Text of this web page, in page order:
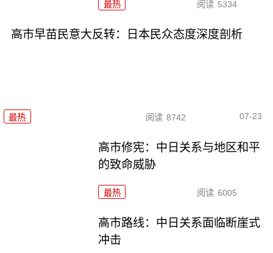
最热 阅读 5334
高市早苗民意大反转：日本民众态度深度剖析
最热 阅读 8742 07-23
高市修宪：中日关系与地区和平
的致命威胁
最热 阅读 6005
高市路线：中日关系面临断崖式
冲击